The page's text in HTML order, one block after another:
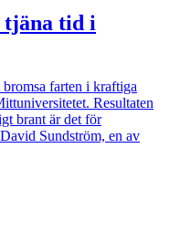
tjäna tid i
farten i kraftiga
Resultaten
brant är det för
Sundström, en av